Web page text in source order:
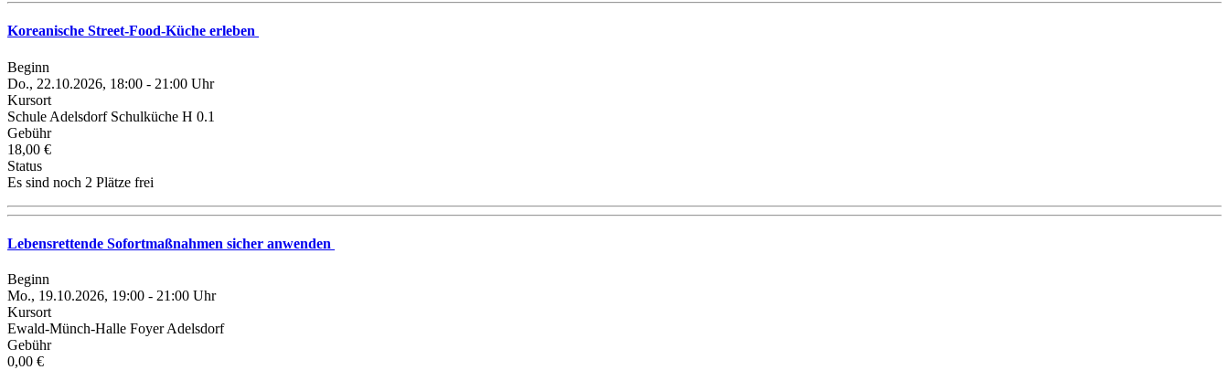
Koreanische Street-Food-Küche erleben
Beginn
Do., 22.10.2026, 18:00 - 21:00 Uhr
Kursort
Schule Adelsdorf Schulküche H 0.1
Gebühr
18,00 €
Status
Es sind noch 2 Plätze frei
Lebensrettende Sofortmaßnahmen sicher anwenden
Beginn
Mo., 19.10.2026, 19:00 - 21:00 Uhr
Kursort
Ewald-Münch-Halle Foyer Adelsdorf
Gebühr
0,00 €